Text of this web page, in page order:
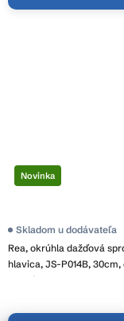
Novinka
Rea, okrúhla dažďová
hlavica, JS-P014B, 30cm,
matná, REA-P8603
Skladom u dodávateľa